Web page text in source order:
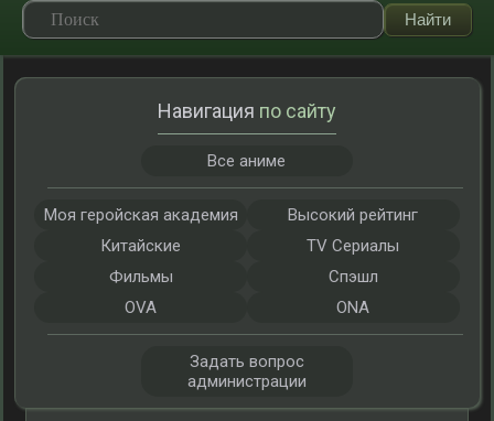
Навигация по сайту
Все аниме
Моя геройская академия
Высокий рейтинг
Китайские
TV Сериалы
Фильмы
Спэшл
OVA
ONA
Задать вопрос
администрации